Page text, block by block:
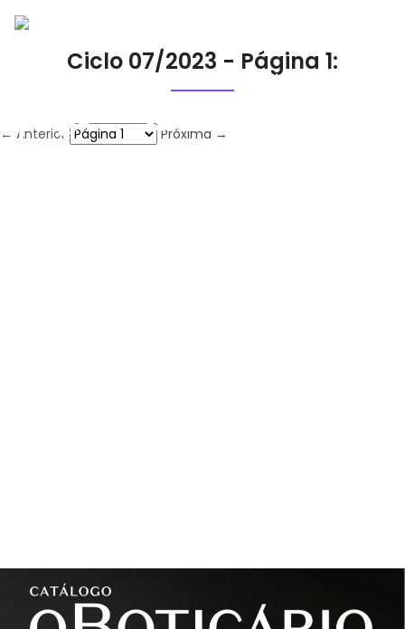
Ciclo 07/2023 - Página 1:
← Anterior Próxima →